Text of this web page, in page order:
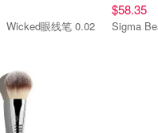
$58.35